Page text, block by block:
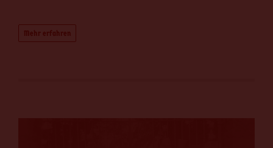
Mehr erfahren